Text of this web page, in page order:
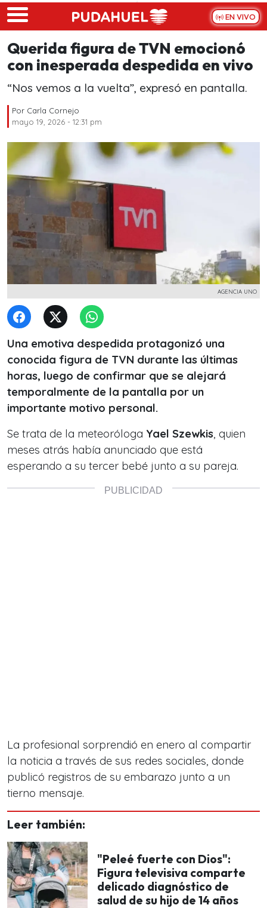
Skip to main content
EN VIVO
Querida figura de TVN emocionó
con inesperada despedida en vivo
“Nos vemos a la vuelta”, expresó en pantalla.
Por Carla Cornejo
mayo 19, 2026 - 12:31 pm
AGENCIA UNO
Una emotiva despedida protagonizó una
conocida figura de TVN durante las últimas
horas, luego de confirmar que se alejará
temporalmente de la pantalla por un
importante motivo personal.
Se trata de la meteoróloga Yael Szewkis, quien
meses atrás había anunciado que está
esperando a su tercer bebé junto a su pareja.
La profesional sorprendió en enero al compartir
la noticia a través de sus redes sociales, donde
publicó registros de su embarazo junto a un
tierno mensaje.
Leer también:
"Peleé fuerte con Dios":
Figura televisiva comparte
delicado diagnóstico de
salud de su hijo de 14 años